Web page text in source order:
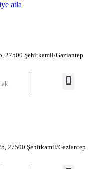
atla
27500 Şehitkamil/Gaziantep
27500 Şehitkamil/Gaziantep